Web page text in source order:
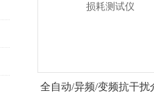
全自动/异频/变频抗干扰